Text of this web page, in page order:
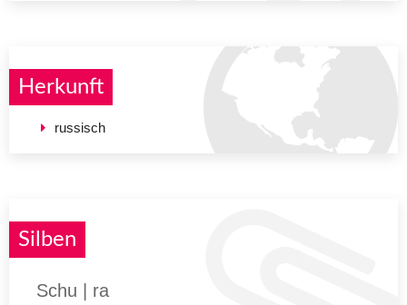
Herkunft
russisch
Silben
Schu | ra